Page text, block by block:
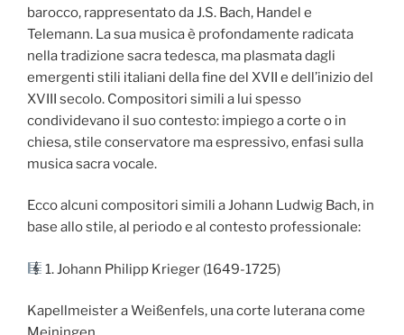
barocco, rappresentato da J.S. Bach, Handel e
Telemann. La sua musica è profondamente radicata
nella tradizione sacra tedesca, ma plasmata dagli
emergenti stili italiani della fine del XVII e dell’inizio del
XVIII secolo. Compositori simili a lui spesso
condividevano il suo contesto: impiego a corte o in
chiesa, stile conservatore ma espressivo, enfasi sulla
musica sacra vocale.
Ecco alcuni compositori simili a Johann Ludwig Bach, in
base allo stile, al periodo e al contesto professionale:
1. Johann Philipp Krieger (1649-1725)
Kapellmeister a Weißenfels, una corte luterana come